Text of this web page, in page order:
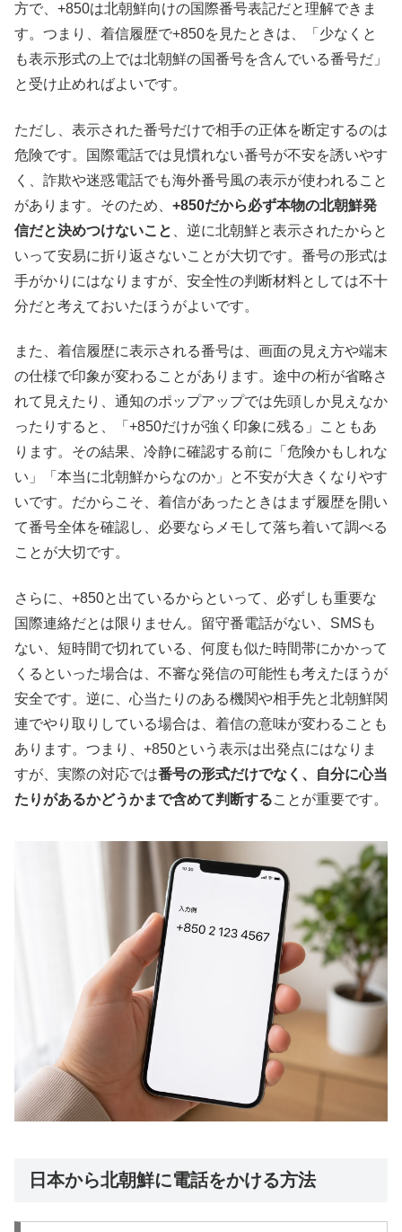
方で、+850は北朝鮮向けの国際番号表記だと理解できま
す。つまり、着信履歴で+850を見たときは、「少なくと
も表示形式の上では北朝鮮の国番号を含んでいる番号だ」
と受け止めればよいです。
ただし、表示された番号だけで相手の正体を断定するのは
危険です。国際電話では見慣れない番号が不安を誘いやす
く、詐欺や迷惑電話でも海外番号風の表示が使われること
があります。そのため、 +850だから必ず本物の北朝鮮発
信だと決めつけないこと
、逆に北朝鮮と表示されたからと
いって安易に折り返さないことが大切です。番号の形式は
手がかりにはなりますが、安全性の判断材料としては不十
分だと考えておいたほうがよいです。
また、着信履歴に表示される番号は、画面の見え方や端末
の仕様で印象が変わることがあります。途中の桁が省略さ
れて見えたり、通知のポップアップでは先頭しか見えなか
ったりすると、「+850だけが強く印象に残る」こともあ
ります。その結果、冷静に確認する前に「危険かもしれな
い」「本当に北朝鮮からなのか」と不安が大きくなりやす
いです。だからこそ、着信があったときはまず履歴を開い
て番号全体を確認し、必要ならメモして落ち着いて調べる
ことが大切です。
さらに、+850と出ているからといって、必ずしも重要な
国際連絡だとは限りません。留守番電話がない、SMSも
ない、短時間で切れている、何度も似た時間帯にかかって
くるといった場合は、不審な発信の可能性も考えたほうが
安全です。逆に、心当たりのある機関や相手先と北朝鮮関
連でやり取りしている場合は、着信の意味が変わることも
あります。つまり、+850という表示は出発点にはなりま
すが、実際の対応では番号の形式だけでなく、自分に心当
たりがあるかどうかまで含めて判断することが重要です。
日本から北朝鮮に電話をかける方法